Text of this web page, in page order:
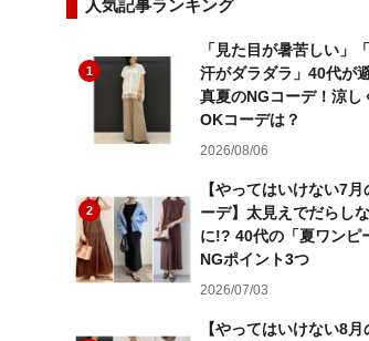
人気記事ランキング
1
「見た目が暑苦しい」
汗がダラダラ」40代が
真夏のNGコーデ！涼し
OKコーデは？
2026/08/06
2
【やってはいけない7月
ーデ】太見えでだらし
に!? 40代の「夏ワンピ
NGポイント3つ
2026/07/03
【やってはいけない8月